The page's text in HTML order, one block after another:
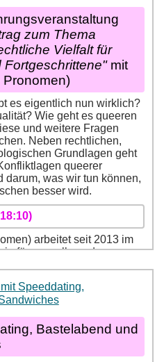
Speeddating,